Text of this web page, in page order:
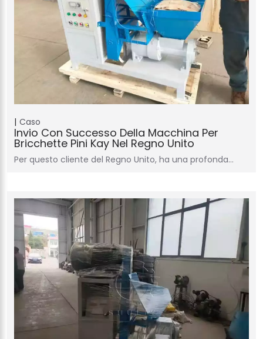
Caso
Invio Con Successo Della Macchina Per
Bricchette Pini Kay Nel Regno Unito
Per questo cliente del Regno Unito, ha una profonda…